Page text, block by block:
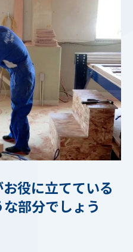
役に立てている
部分でしょう